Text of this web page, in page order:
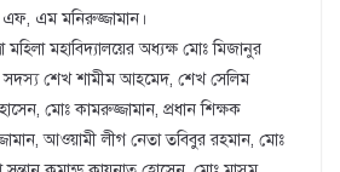
এম মনিরুজ্জামান।
মহিলা মহাবিদ্যালয়ের অধ্যক্ষ মোঃ মিজানুর
সদস্য শেখ শামীম আহমেদ, শেখ সেলিম
মোঃ কামরুজ্জামান, প্রধান শিক্ষক
আওয়ামী লীগ নেতা তবিবুর রহমান, মোঃ